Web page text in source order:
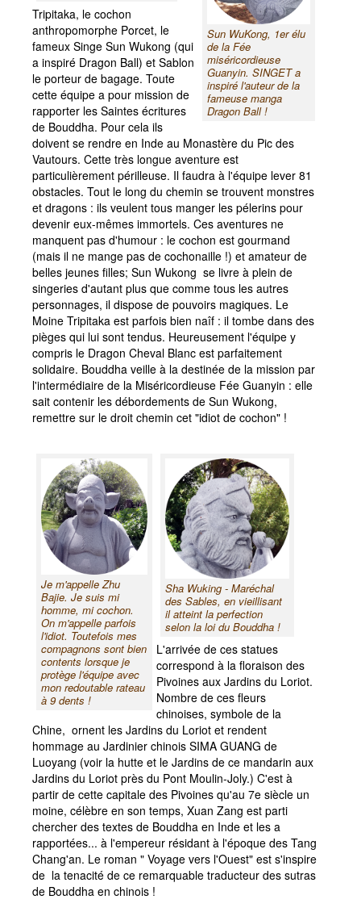
Sun WuKong, 1er élu
de la Fée
miséricordieuse
Guanyin. SINGET a
inspiré l'auteur de la
fameuse manga
Dragon Ball !
Tripitaka, le cochon
anthropomorphe Porcet, le
fameux Singe Sun Wukong (qui
a inspiré Dragon Ball) et Sablon
le porteur de bagage. Toute
cette équipe a pour mission de
rapporter les Saintes écritures
de Bouddha. Pour cela ils
doivent se rendre en Inde au Monastère du Pic des
Vautours. Cette très longue aventure est
particulièrement périlleuse. Il faudra à l'équipe lever 81
obstacles. Tout le long du chemin se trouvent monstres
et dragons : ils veulent tous manger les pélerins pour
devenir eux-mêmes immortels. Ces aventures ne
manquent pas d'humour : le cochon est gourmand
(mais il ne mange pas de cochonaille !) et amateur de
belles jeunes filles; Sun Wukong se livre à plein de
singeries d'autant plus que comme tous les autres
personnages, il dispose de pouvoirs magiques. Le
Moine Tripitaka est parfois bien naîf : il tombe dans des
pièges qui lui sont tendus. Heureusement l'équipe y
compris le Dragon Cheval Blanc est parfaitement
solidaire. Bouddha veille à la destinée de la mission par
l'intermédiaire de la Miséricordieuse Fée Guanyin : elle
sait contenir les débordements de Sun Wukong,
remettre sur le droit chemin cet "idiot de cochon" !
Je m'appelle Zhu
Bajie. Je suis mi
homme, mi cochon.
On m'appelle parfois
l'idiot. Toutefois mes
compagnons sont bien
contents lorsque je
protège l'équipe avec
mon redoutable rateau
à 9 dents !
Sha Wuking - Maréchal
des Sables, en vieillisant
il atteint la perfection
selon la loi du Bouddha !
L'arrivée de ces statues
correspond à la floraison des
Pivoines aux Jardins du Loriot.
Nombre de ces fleurs
chinoises, symbole de la
Chine, ornent les Jardins du Loriot et rendent
hommage au Jardinier chinois SIMA GUANG de
Luoyang (voir la hutte et le Jardins de ce mandarin aux
Jardins du Loriot près du Pont Moulin-Joly.) C'est à
partir de cette capitale des Pivoines qu'au 7e siècle un
moine, célèbre en son temps, Xuan Zang est parti
chercher des textes de Bouddha en Inde et les a
rapportées... à l'empereur résidant à l'époque des Tang
Chang'an. Le roman " Voyage vers l'Ouest" est s'inspire
de la tenacité de ce remarquable traducteur des sutras
de Bouddha en chinois !